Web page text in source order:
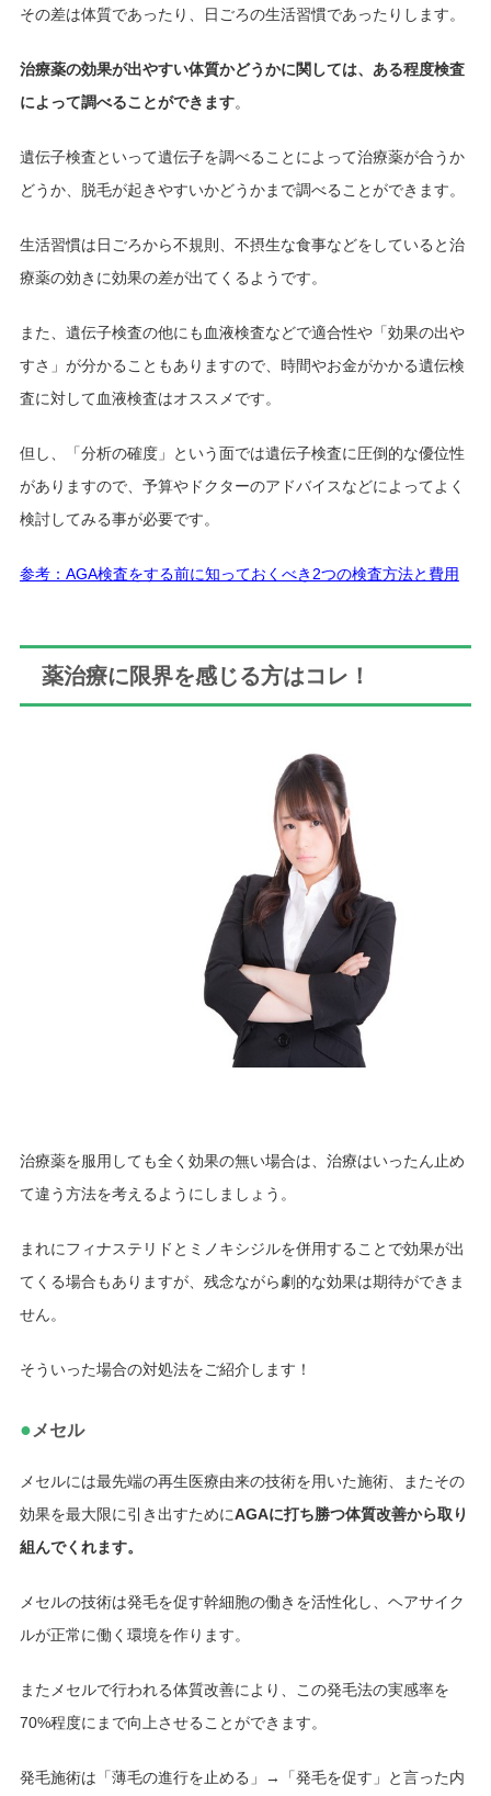
その差は体質であったり、日ごろの生活習慣であったりします。
治療薬の効果が出やすい体質かどうかに関しては、ある程度検査
によって調べることができます。
遺伝子検査といって遺伝子を調べることによって治療薬が合うか
どうか、脱毛が起きやすいかどうかまで調べることができます。
生活習慣は日ごろから不規則、不摂生な食事などをしていると治
療薬の効きに効果の差が出てくるようです。
また、遺伝子検査の他にも血液検査などで適合性や「効果の出や
すさ」が分かることもありますので、時間やお金がかかる遺伝検
査に対して血液検査はオススメです。
但し、「分析の確度」という面では遺伝子検査に圧倒的な優位性
がありますので、予算やドクターのアドバイスなどによってよく
検討してみる事が必要です。
参考：AGA検査をする前に知っておくべき2つの検査方法と費用
薬治療に限界を感じる方はコレ！
治療薬を服用しても全く効果の無い場合は、治療はいったん止め
て違う方法を考えるようにしましょう。
まれにフィナステリドとミノキシジルを併用することで効果が出
てくる場合もありますが、残念ながら劇的な効果は期待ができま
せん。
そういった場合の対処法をご紹介します！
● メセル
メセルには最先端の再生医療由来の技術を用いた施術、またその
効果を最大限に引き出すためにAGAに打ち勝つ体質改善から取り
組んでくれます。
メセルの技術は発毛を促す幹細胞の働きを活性化し、ヘアサイク
ルが正常に働く環境を作ります。
またメセルで行われる体質改善により、この発毛法の実感率を
70%程度にまで向上させることができます。
発毛施術は「薄毛の進行を止める」→「発毛を促す」と言った内